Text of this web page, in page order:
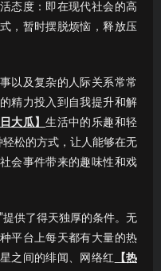
态度：即在现代社会的高
，暂时摆脱烦恼，释放压
以及复杂的人际关系常常
精力投入到自我提升和解
日大瓜】生活中的乐趣和轻
轻松的方式，让人能够在无
会事件带来的趣味性和戏
提供了得天独厚的条件。无
平台上每天都有大量的热
之间的绯闻、网络红
【热